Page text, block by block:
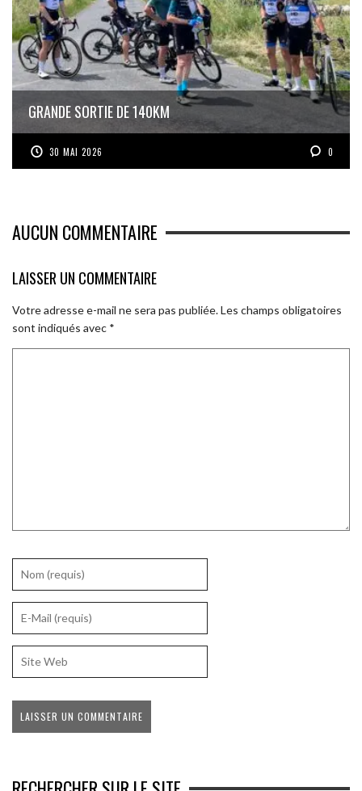
GRANDE SORTIE DE 140KM
30 MAI 2026 0
AUCUN COMMENTAIRE
LAISSER UN COMMENTAIRE
Votre adresse e-mail ne sera pas publiée.Les champs obligatoires
sont indiqués avec *